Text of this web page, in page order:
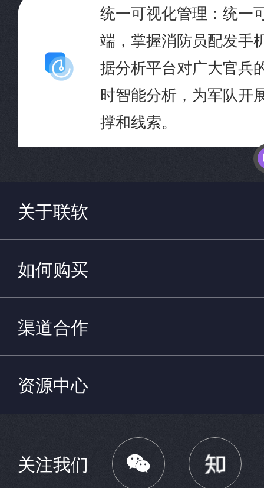
统一可视化管理：统一
端，掌握消防员配发手
据分析平台对广大官兵
时智能分析，为军队开
撑和线索。
关于联软
如何购买
渠道合作
资源中心
关注我们 